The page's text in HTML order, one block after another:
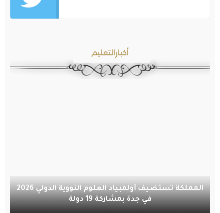
أخبارالتعليم
المملكة تستضيف أولمبياد العلوم النووية الدولي 2026
في جدة بمشاركة 19 دولة